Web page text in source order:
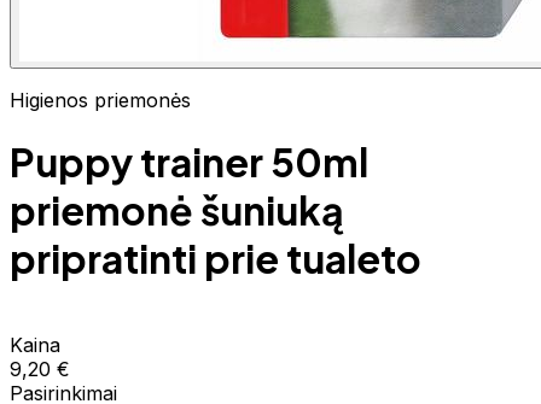
Higienos priemonės
Puppy trainer 50ml
priemonė šuniuką
pripratinti prie tualeto
Kaina
9,20 €
Pasirinkimai